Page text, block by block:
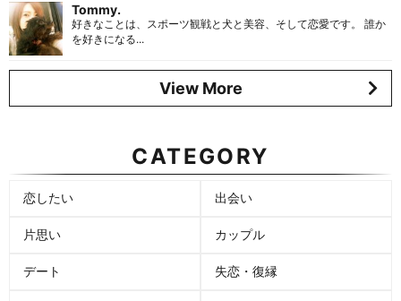
Tommy.
好きなことは、スポーツ観戦と犬と美容、そして恋愛です。 誰か
を好きになる...
View More
CATEGORY
恋したい 出会い
片思い カップル
デート 失恋・復縁